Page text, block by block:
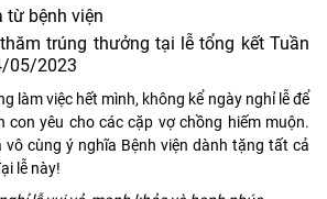
từ bệnh viện
trúng thưởng tại lễ tổng kết Tuần
05/2023
làm việc hết mình, không kể ngày nghỉ lễ để
con yêu cho các cặp vợ chồng hiếm muộn.
cùng ý nghĩa Bệnh viện dành tặng tất cả
lễ này!